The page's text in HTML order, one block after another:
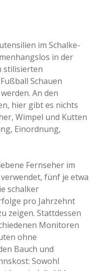
prompt
und ging noch
weinten
Mulders extra
fragte, bei
hier gelandet
gar nicht
sowohl Mulder als
im Schalke-
in der
stilisierten
Schauen
An den
hier gibt es nichts
Wimpel und Kutten
Einordnung,
Fernseher im
fünf je etwa
schalker
pro Jahrzehnt
zeigen. Stattdessen
Monitoren
ohne
Bauch und
Sowohl